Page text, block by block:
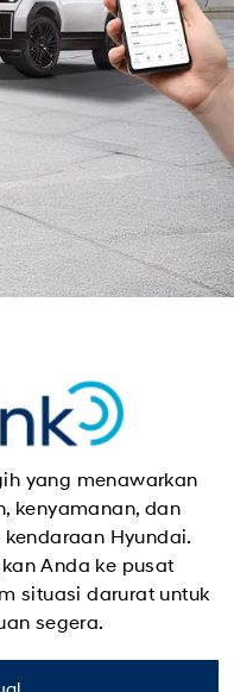
yang menawarkan
kenyamanan, dan
Hyundai.
Anda ke pusat
situasi darurat untuk
segera.